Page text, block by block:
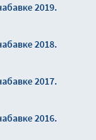
2019.
2018.
2017.
2016.